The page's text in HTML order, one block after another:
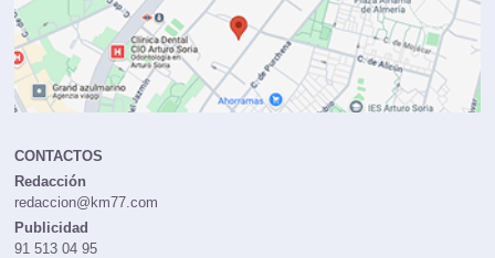
CONTACTOS
Redacción
redaccion@km77.com
Publicidad
91 513 04 95